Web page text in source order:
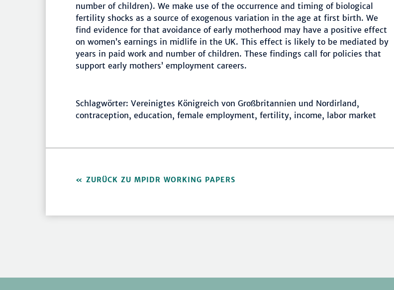
number of children). We make use of the occurrence and timing of biological
fertility shocks as a source of exogenous variation in the age at first birth. We
find evidence for that avoidance of early motherhood may have a positive effect
on women’s earnings in midlife in the UK. This effect is likely to be mediated by
years in paid work and number of children. These findings call for policies that
support early mothers’ employment careers.
Schlagwörter: Vereinigtes Königreich von Großbritannien und Nordirland,
contraception, education, female employment, fertility, income, labor market
ZURÜCK ZU MPIDR WORKING PAPERS